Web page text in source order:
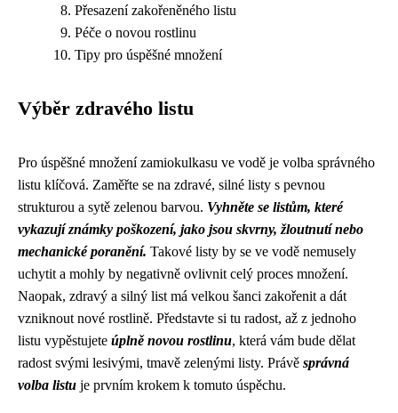
Přesazení zakořeněného listu
Péče o novou rostlinu
Tipy pro úspěšné množení
Výběr zdravého listu
Pro úspěšné množení zamiokulkasu ve vodě je volba správného
listu klíčová. Zaměřte se na zdravé, silné listy s pevnou
strukturou a sytě zelenou barvou. Vyhněte se listům, které
vykazují známky poškození, jako jsou skvrny, žloutnutí nebo
mechanické poranění. Takové listy by se ve vodě nemusely
uchytit a mohly by negativně ovlivnit celý proces množení.
Naopak, zdravý a silný list má velkou šanci zakořenit a dát
vzniknout nové rostlině. Představte si tu radost, až z jednoho
listu vypěstujete úplně novou rostlinu, která vám bude dělat
radost svými lesivými, tmavě zelenými listy. Právě správná
volba listu je prvním krokem k tomuto úspěchu.